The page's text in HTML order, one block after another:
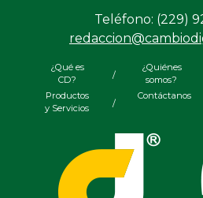
Y... Si sí ?